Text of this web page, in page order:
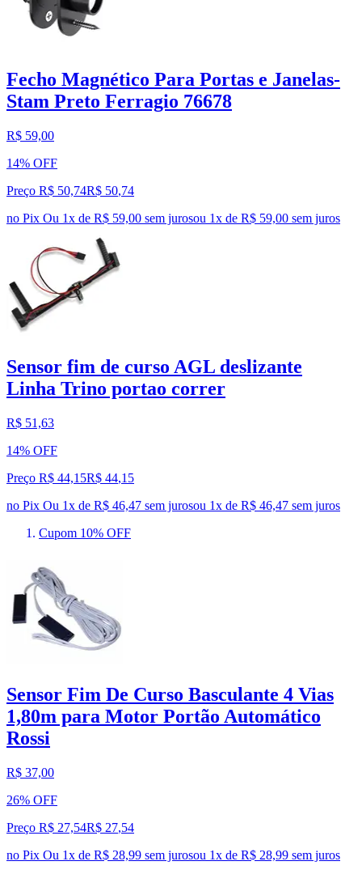
Fecho Magnético Para Portas e Janelas-
Stam Preto Ferragio 76678
R$ 59,00
14% OFF
Preço R$ 50,74R$ 50,74
no Pix Ou 1x de R$ 59,00 sem jurosou 1x de R$ 59,00 sem juros
Sensor fim de curso AGL deslizante
Linha Trino portao correr
R$ 51,63
14% OFF
Preço R$ 44,15R$ 44,15
no Pix Ou 1x de R$ 46,47 sem jurosou 1x de R$ 46,47 sem juros
Cupom 10% OFF
Sensor Fim De Curso Basculante 4 Vias
1,80m para Motor Portão Automático
Rossi
R$ 37,00
26% OFF
Preço R$ 27,54R$ 27,54
no Pix Ou 1x de R$ 28,99 sem jurosou 1x de R$ 28,99 sem juros